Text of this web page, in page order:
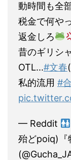
動時間も全
税金で何や
返金しろ
昔のギリシ
OTL...#文春(
私的流用 #
— Reddit
殆どpoiq)『